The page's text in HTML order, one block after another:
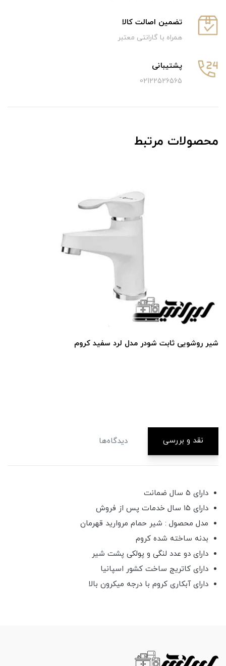
تضمین اصالت کالا
همراه با گارانتی معتبر
پشتیبانی
02122526565
محصولات مرتبط
شیر روشویی ثابت شودر مدل لرد سفید کروم
نقد و بررسی دیدگاه‌ها
دارای ۵ سال ضمانت
دارای ۱۵ سال خدمات پس از فروش
مدل محصول : شیر حمام مروارید قهرمان
بدنه ساخته شده کروم
دارای دو عدد لنگی و پولکی پشت شیر
دارای کاتریج ساخت کشور اسپانیا
دارای آبکاری کروم با درجه میکرون بالا